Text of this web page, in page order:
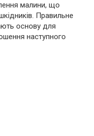
малини, що
Правильне
основу для
наступного